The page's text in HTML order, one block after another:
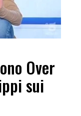
Over
sui